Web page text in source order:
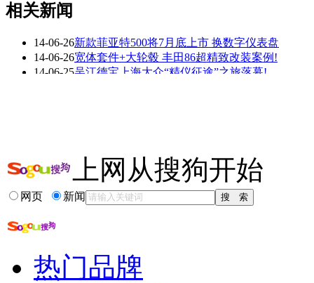
看赛车宝贝争奇斗
艳
车模美腿爆乳无惧
走光
相关新闻
14-06-26新款菲亚特500将7月底上市 换数字仪表盘
14-06-26宽体套件+大轮毂 丰田86超精致改装案例!
14-06-25吴江德宝上海大众“精仪征途”之旅落幕!
相关推荐
汽车微信营销成功案例
比亚迪秦补贴后多少钱
比亚迪秦试驾
胖哥试驾比亚迪秦
上网从搜狗开始
网页 新闻
热门品牌